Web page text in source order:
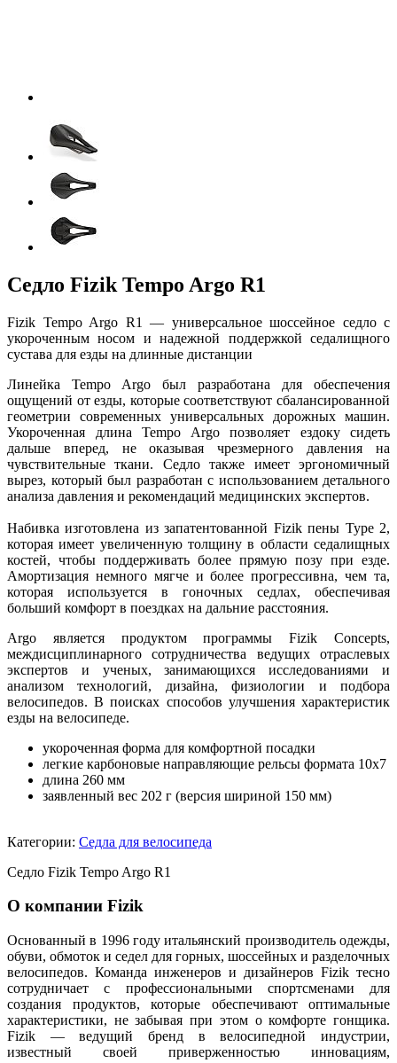
Седло Fizik Tempo Argo R1
Fizik Tempo Argo R1 — универсальное шоссейное седло с
укороченным носом и надежной поддержкой седалищного
сустава для езды на длинные дистанции
Линейка Tempo Argo был разработана для обеспечения
ощущений от езды, которые соответствуют сбалансированной
геометрии современных универсальных дорожных машин.
Укороченная длина Tempo Argo позволяет ездоку сидеть
дальше вперед, не оказывая чрезмерного давления на
чувствительные ткани. Седло также имеет эргономичный
вырез, который был разработан с использованием детального
анализа давления и рекомендаций медицинских экспертов.
Набивка изготовлена ​​из запатентованной Fizik пены Type 2,
которая имеет увеличенную толщину в области седалищных
костей, чтобы поддерживать более прямую позу при езде.
Амортизация немного мягче и более прогрессивна, чем та,
которая используется в гоночных седлах, обеспечивая
больший комфорт в поездках на дальние расстояния.
Argo является продуктом программы Fizik Concepts,
междисциплинарного сотрудничества ведущих отраслевых
экспертов и ученых, занимающихся исследованиями и
анализом технологий, дизайна, физиологии и подбора
велосипедов. В поисках способов улучшения характеристик
езды на велосипеде.
укороченная форма для комфортной посадки
легкие карбоновые направляющие рельсы формата 10х7
длина 260 мм
заявленный вес 202 г (версия шириной 150 мм)
Категории: Седла для велосипеда
Седло Fizik Tempo Argo R1
О компании Fizik
Основанный в 1996 году итальянский производитель одежды,
обуви, обмоток и седел для горных, шоссейных и разделочных
велосипедов. Команда инженеров и дизайнеров Fizik тесно
сотрудничает с профессиональными спортсменами для
создания продуктов, которые обеспечивают оптимальные
характеристики, не забывая при этом о комфорте гонщика.
Fizik — ведущий бренд в велосипедной индустрии,
известный своей приверженностью инновациям,